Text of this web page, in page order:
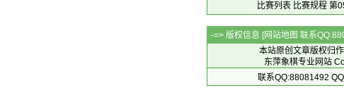
比赛列表 比赛规程 第
-=> 版权信息 [网站地图 联系
本站原创文章版权归
东萍象棋专业网站
联系QQ:88081492